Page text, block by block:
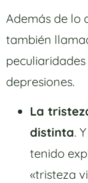
Además de lo
también
depresiones.
La
distinta.
tenido
«tristeza